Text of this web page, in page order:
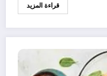
قراءة المزيد